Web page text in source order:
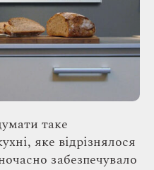
таке
яке відрізнялося
забезпечувало